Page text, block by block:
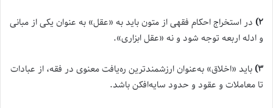
۲) در استخراج احکام فقهی از متون باید به «عقل» به عنوان یکی از مبانی
و ادله اربعه توجه شود و نه «عقل ابزاری».
۳) باید «اخلاق» به‌عنوان ارزشمندترین ره‌یافت معنوی در فقه، از عبادات
تا معاملات و عقود و حدود سایه‌افکن باشد.